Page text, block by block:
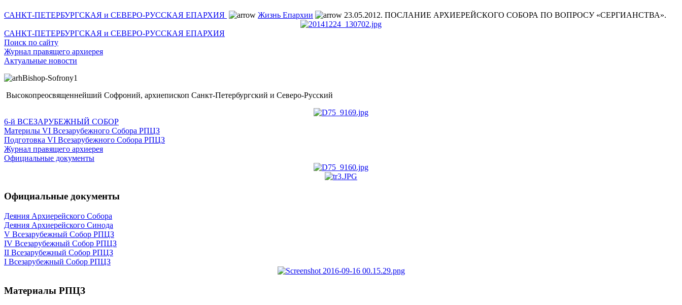
САНКТ-ПЕТЕРБУРГСКАЯ и СЕВЕРО-РУССКАЯ ЕПАРХИЯ Жизнь Епархии 23.05.2012. ПОСЛАНИЕ АРХИЕРЕЙСКОГО СОБОРА ПО ВОПРОСУ «СЕРГИАНСТВА».
САНКТ-ПЕТЕРБУРГСКАЯ и СЕВЕРО-РУССКАЯ ЕПАРХИЯ
Поиск по сайту
Журнал правящего архиерея
Актуальные новости
Высокопреосвященнейший Софроний, архиепископ Санкт-Петербургский и Северо-Русский
6-й ВСЕЗАРУБЕЖНЫЙ СОБОР
Материлы VI Всезарубежного Собора РПЦЗ
Подготовка VI Всезарубежного Собора РПЦЗ
Журнал правящего архиерея
Официальные документы
Официальные документы
Деяния Архиерейского Собора
Деяния Архиерейского Синода
V Всезарубежный Собор РПЦЗ
IV Всезарубежный Собор РПЦЗ
II Всезарубежный Собор РПЦЗ
I Всезарубежный Собор РПЦЗ
Материалы РПЦЗ